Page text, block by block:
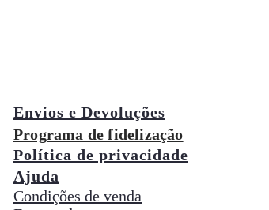
Envios e Devoluções
Programa de fidelização
Política de privacidade
Ajuda
Condições de venda